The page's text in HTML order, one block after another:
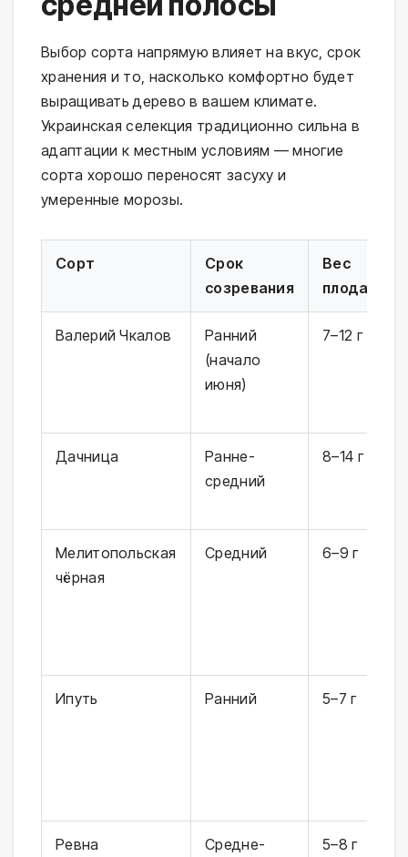
Выбор сорта напрямую влияет на вкус, срок
хранения и то, насколько комфортно будет
выращивать дерево в вашем климате.
Украинская селекция традиционно сильна в
адаптации к местным условиям — многие
сорта хорошо переносят засуху и
умеренные морозы.
Сорт
Срок
созревания
Вес
плода
Валерий Чкалов
Ранний
(начало
июня)
7–12 г
Дачница
Ранне-
средний
8–14 г
Мелитопольская
чёрная
Средний 6–9 г
Ипуть Ранний 5–7 г
Ревна
Средне-
5–8 г